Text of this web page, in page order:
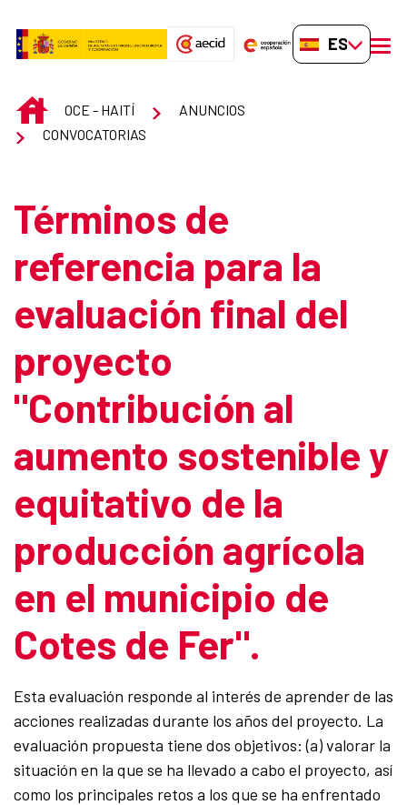
ES-ES
INICIOOCE - HAITÍ
ANUNCIOS
CONVOCATORIAS
Términos de
referencia para la
evaluación final del
proyecto
"Contribución al
aumento sostenible y
equitativo de la
producción agrícola
en el municipio de
Cotes de Fer".
Esta evaluación responde al interés de aprender de las
acciones realizadas durante los años del proyecto. La
evaluación propuesta tiene dos objetivos: (a) valorar la
situación en la que se ha llevado a cabo el proyecto, así
como los principales retos a los que se ha enfrentado